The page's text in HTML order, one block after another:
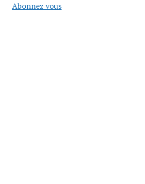
Abonnez vous